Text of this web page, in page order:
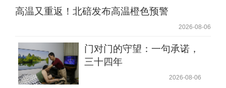
高温又重返！北碚发布高温橙色预警
2026-08-06
门对门的守望：一句承诺，
三十四年
2026-08-06